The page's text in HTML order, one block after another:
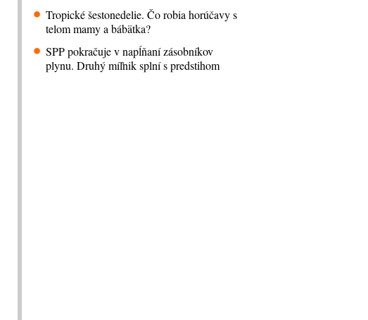
Tropické šestonedelie. Čo robia horúčavy s
telom mamy a bábätka?
SPP pokračuje v napĺňaní zásobníkov
plynu. Druhý míľnik splní s predstihom